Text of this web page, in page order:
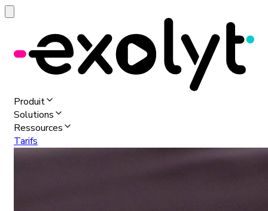
Produit
Solutions
Ressources
Tarifs